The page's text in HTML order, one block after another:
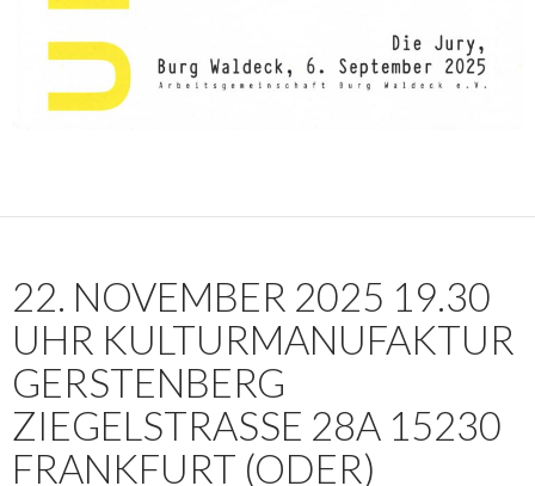
22. NOVEMBER 2025 19.30
UHR KULTURMANUFAKTUR
GERSTENBERG
ZIEGELSTRASSE 28A 15230 F
RANKFURT (ODER)